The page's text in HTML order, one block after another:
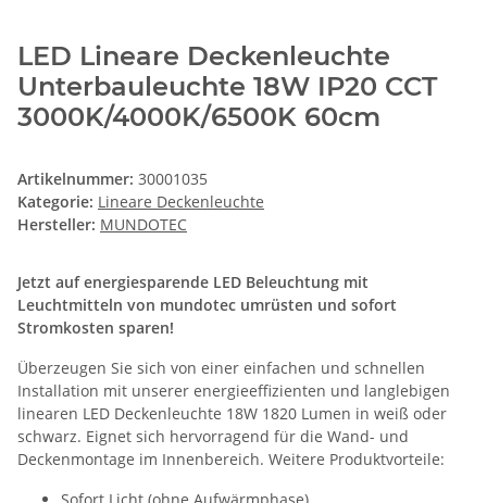
LED Lineare Deckenleuchte
Unterbauleuchte 18W IP20 CCT
3000K/4000K/6500K 60cm
Artikelnummer: 30001035
Kategorie: Lineare Deckenleuchte
Hersteller: MUNDOTEC
Jetzt auf energiesparende LED Beleuchtung mit
Leuchtmitteln von mundotec umrüsten und sofort
Stromkosten sparen!
Überzeugen Sie sich von einer einfachen und schnellen
Installation mit unserer energieeffizienten und langlebigen
linearen LED Deckenleuchte 18W 1820 Lumen in weiß oder
schwarz. Eignet sich hervorragend für die Wand- und
Deckenmontage im Innenbereich. Weitere Produktvorteile: